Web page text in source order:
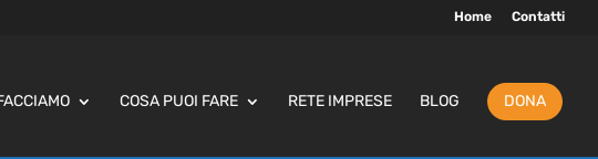
Home Contatti
COSA PUOI FARE RETE IMPRESE BLOG DONA